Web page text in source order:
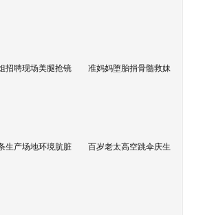
招聘现场美腿抢镜 准妈妈堕胎捐骨髓救妹
生产场地环境肮脏 百岁老太高空跳伞庆生